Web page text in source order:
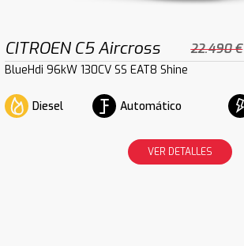
CITROEN C5 Aircross 22.490 €
BlueHdi 96kW 130CV SS EAT8 Shine
Diesel Automático
VER DETALLES